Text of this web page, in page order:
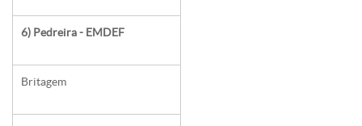
6) Pedreira - EMDEF
Britagem